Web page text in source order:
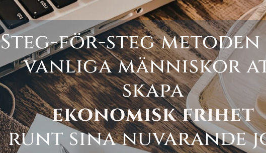
Steg-för-steg
vanliga människor
skapa
ekonomisk frihet
runt sina nuvarande